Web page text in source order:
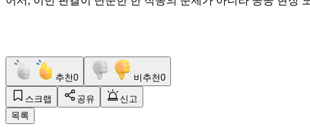
추천0 비추천0
스크랩 공유
신고
목록